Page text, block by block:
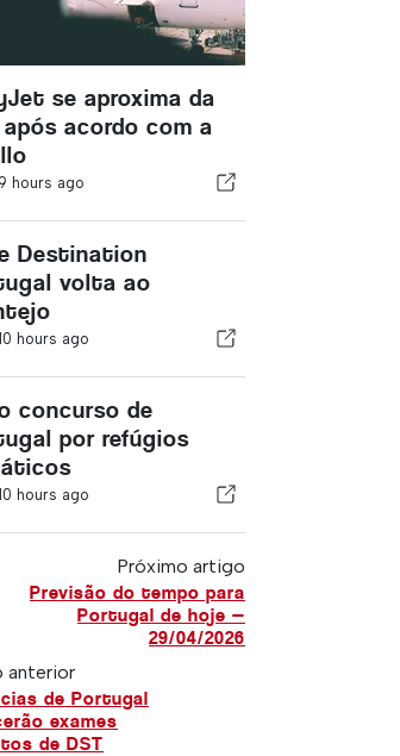
se aproxima da
após acordo com a
9 hours ago
Destination
volta ao
hours ago
concurso de
por refúgios
hours ago
Próximo artigo
Previsão do tempo para
Portugal de hoje —
29/04/2026
anterior
de Portugal
exames
de DST